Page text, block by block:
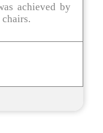
achieved by